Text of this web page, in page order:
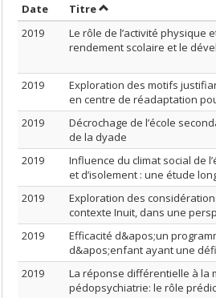
Date Trier par date en ordre
TitreTrier par titre en
2019
Le rôle de l’activité physique
rendement scolaire et le
2019
Exploration des motifs
en centre de réadaptation
2019
Décrochage de l’école
de la dyade
2019
Influence du climat social de
et d’isolement : une étude
2019
Exploration des
contexte Inuit, dans une
2019
Efficacité d&apos;un
d&apos;enfant ayant une
2019
La réponse différentielle à la
pédopsychiatrie: le rôle